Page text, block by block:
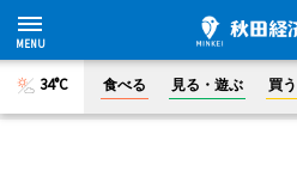
34°C 食べる 見る・遊ぶ 買う